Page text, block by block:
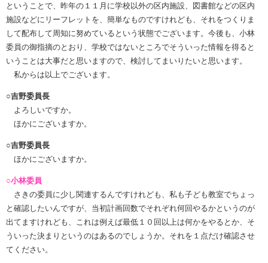
ということで、昨年の１１月に学校以外の区内施設、図書館などの区内
施設などにリーフレットを、簡単なものですけれども、それをつくりま
して配布して周知に努めているという状態でございます。今後も、小林
委員の御指摘のとおり、学校ではないところでそういった情報を得ると
いうことは大事だと思いますので、検討してまいりたいと思います。
私からは以上でございます。
○吉野委員長
よろしいですか。
ほかにございますか。
○吉野委員長
ほかにございますか。
○小林委員
さきの委員に少し関連するんですけれども、私も子ども教室でちょっ
と確認したいんですが、当初計画回数でそれぞれ何回やるかというのが
出てますけれども、これは例えば最低１０回以上は何かをやるとか、そ
ういった決まりというのはあるのでしょうか。それを１点だけ確認させ
てください。